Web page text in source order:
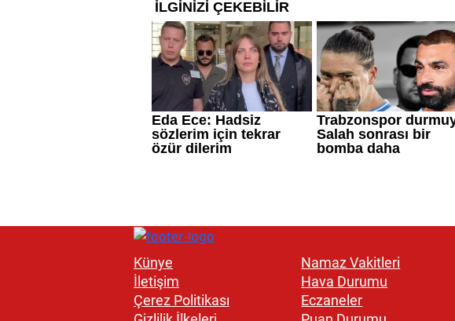
Künye
İletişim
Çerez Politikası
Namaz Vakitleri
Hava Durumu
Eczaneler